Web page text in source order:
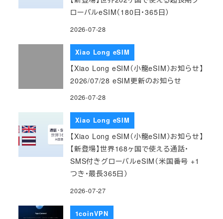
ローバルeSIM（180日・365日）
2026-07-28
Xiao Long eSIM
【Xiao Long eSIM（小龍eSIM）お知らせ】
2026/07/28 eSIM更新のお知らせ
2026-07-28
Xiao Long eSIM
【Xiao Long eSIM（小龍eSIM）お知らせ】
【新登場】世界168ヶ国で使える通話・
SMS付きグローバルeSIM（米国番号 +1
つき・最長365日）
2026-07-27
1coinVPN